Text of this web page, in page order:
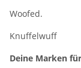
Woofed.
Knuffelwuff
Deine Marken